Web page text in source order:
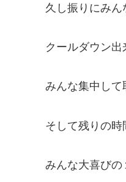
久し振りにみん
クールダウン
みんな集中して
そして残りの
みんな大喜びの